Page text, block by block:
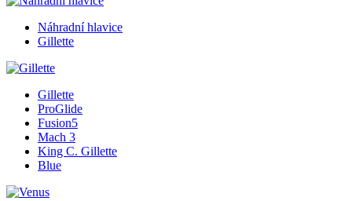
Náhradní hlavice
Gillette
Gillette
ProGlide
Fusion5
Mach 3
King C. Gillette
Blue